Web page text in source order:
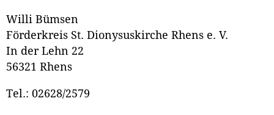
Willi Bümsen
Förderkreis St. Dionysuskirche Rhens e. V.
In der Lehn 22
56321 Rhens
Tel.: 02628/2579